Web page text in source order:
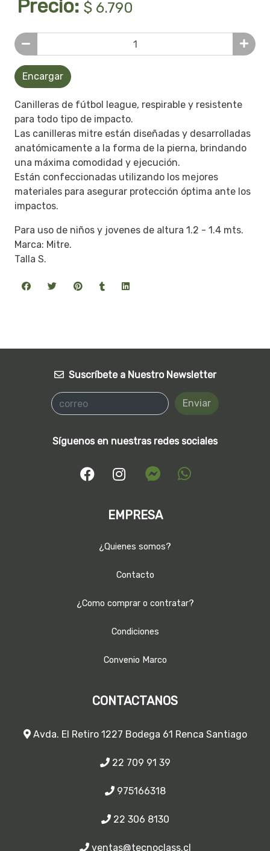
Precio: $ 6.790
Encargar
Canilleras de fútbol league, respirable y resistente
para todo tipo de impacto.
Las canilleras mitre están diseñadas y desarrolladas
anatómicamente a la forma de la pierna, brindando
una máxima comodidad y ejecución.
Están confeccionadas utilizando los mejores
materiales para asegurar protección óptima ante los
impactos.
Para uso de niños y jovenes de altura 1.2 - 1.4 mts.
Marca: Mitre.
Talla S.
Suscríbete a Nuestro Newsletter
Enviar
Síguenos en nuestras redes sociales
EMPRESA
¿Quienes somos?
Contacto
¿Como comprar o contratar?
Condiciones
Convenio Marco
CONTACTANOS
Avda. El Retiro 1227 Bodega 61 Renca Santiago
22 709 91 39
975166318
22 306 8130
ventas@tecnoclass.cl